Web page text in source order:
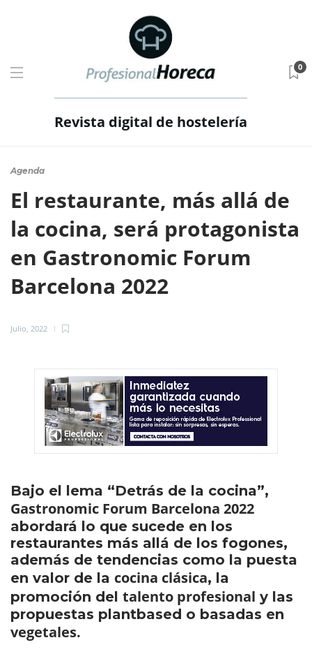
Revista digital de hostelería
0
Agenda
El restaurante, más allá de
la cocina, será protagonista
en Gastronomic Forum
Barcelona 2022
Julio, 2022
Bajo el lema “Detrás de la cocina”,
Gastronomic Forum Barcelona 2022
abordará lo que sucede en los
restaurantes más allá de los fogones,
además de tendencias como la puesta
en valor de la cocina clásica, la
promoción del talento profesional y las
propuestas plantbased o basadas en
vegetales.